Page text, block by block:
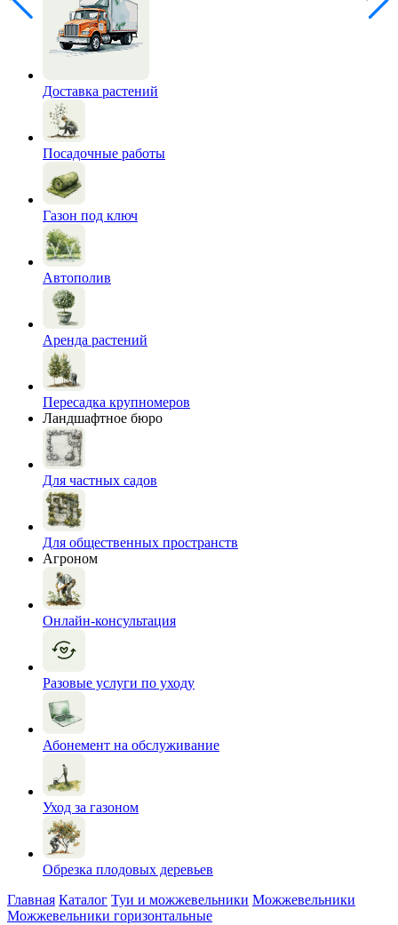
Доставка растений
Посадочные работы
Газон под ключ
Автополив
Аренда растений
Пересадка крупномеров
Ландшафтное бюро
Для частных садов
Для общественных пространств
Агроном
Онлайн-консультация
Разовые услуги по уходу
Абонемент на обслуживание
Уход за газоном
Обрезка плодовых деревьев
Главная Каталог Туи и можжевельники Можжевельники
Можжевельники горизонтальные